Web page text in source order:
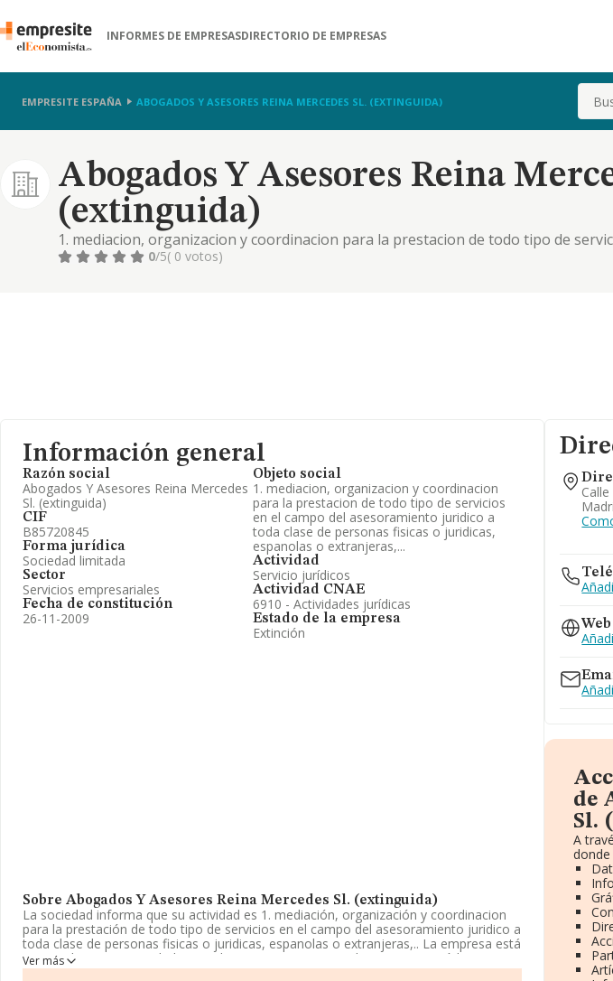
INFORMES DE EMPRESASDIRECTORIO DE EMPRESAS
EMPRESITE ESPAÑA ABOGADOS Y ASESORES REINA MERCEDES SL. (EXTINGUIDA) Buscar
Abogados Y Asesores Reina
(extinguida)
1. mediacion, organizacion y coordinacion para la prestacion de todo tipo de
asesoramiento juridico a toda clase de personas fisicas o juridicas, espanolas o
0/5( 0 votos)
Información general
Razón social
Abogados Y Asesores Reina Mercedes
Sl. (extinguida)
CIF
B85720845
Forma jurídica
Sociedad limitada
Sector
Servicios empresariales
Fecha de constitución
26-11-2009
Objeto social
1. mediacion, organizacion y coordinacion
para la prestacion de todo tipo de servicios
en el campo del asesoramiento juridico a
toda clase de personas fisicas o juridicas,
espanolas o extranjeras,...
Actividad
Servicio jurídicos
Actividad CNAE
6910 - Actividades jurídicas
Estado de la empresa
Extinción
Sobre Abogados Y Asesores Reina Mercedes Sl. (extinguida)
La sociedad informa que su actividad es 1. mediación, organización y coordinacion
para la prestación de todo tipo de servicios en el campo del asesoramiento juridico a
toda clase de personas fisicas o juridicas, espanolas o extranjeras,.. La empresa está
registrada como Sociedad Limitada. Su CNAE corresponde a 6910 con código
'Actividades jurídicas'. La sociedad no tiene actividad en mercados exteriores.
Ver más
Web
de
Sl.
A